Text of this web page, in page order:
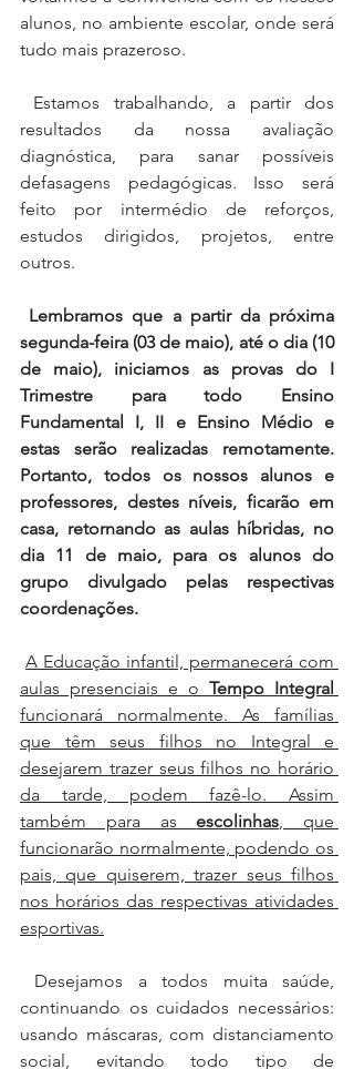
alunos, no ambiente escolar, onde será
tudo mais prazeroso.
resultados da nossa avaliação
diagnóstica, para sanar possíveis
defasagens pedagógicas. Isso será
feito por intermédio de reforços,
estudos dirigidos, projetos, entre
outros.
Lembramos que a partir da próxima
segunda-feira (03 de maio), até o dia (10
de maio), iniciamos as provas do I
Trimestre para todo Ensino
Fundamental I, II e Ensino Médio e
estas serão realizadas remotamente.
Portanto, todos os nossos alunos e
professores, destes níveis, ficarão em
casa, retornando as aulas híbridas, no
dia 11 de maio, para os alunos do
grupo divulgado pelas respectivas
coordenações.
A Educação infantil, permanecerá com
aulas presenciais e o Tempo Integral
funcionará normalmente. As famílias
que têm seus filhos no Integral e
desejarem trazer seus filhos no horário
da tarde, podem fazê-lo. Assim
também para as escolinhas, que
funcionarão normalmente, podendo os
pais, que quiserem, trazer seus filhos
nos horários das respectivas atividades
esportivas.
continuando os cuidados necessários:
usando máscaras, com distanciamento
social, evitando todo tipo de